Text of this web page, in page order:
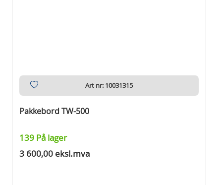
Art nr: 10031315
Pakkebord TW-500
139 På lager
3 600,00 eksl.mva